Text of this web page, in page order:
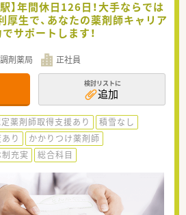
】年間休日126日！大手ならでは
厚生で、あなたの薬剤師キャリア
サポートします！
調剤薬局 正社員
検討リストに
追加
薬剤師取得支援あり
積雪なし
り
かかりつけ薬剤師
充実 総合科目